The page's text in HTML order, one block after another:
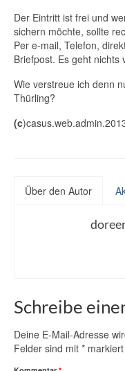
Der Eintritt ist frei und
sichern möchte, sollte
Per e-mail, Telefon,
Briefpost. Es geht nichts
Wie verstreue ich denn
Thürling?
(c
Über den Autor
Schreibe
Deine E-Mail-Adresse
Felder sind mit * markiert